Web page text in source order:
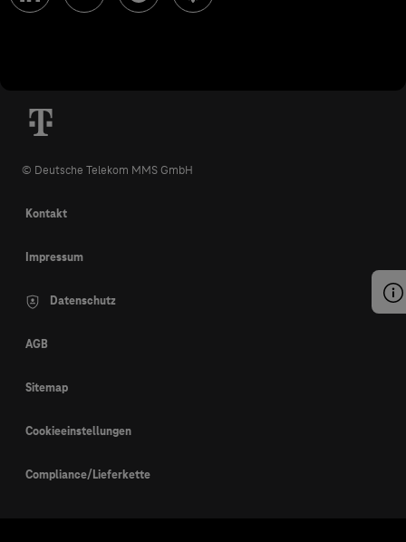
© Deutsche Telekom MMS GmbH
Kontakt
Impressum
Datenschutz
AGB
Sitemap
Cookieeinstellungen
Compliance/Lieferkette